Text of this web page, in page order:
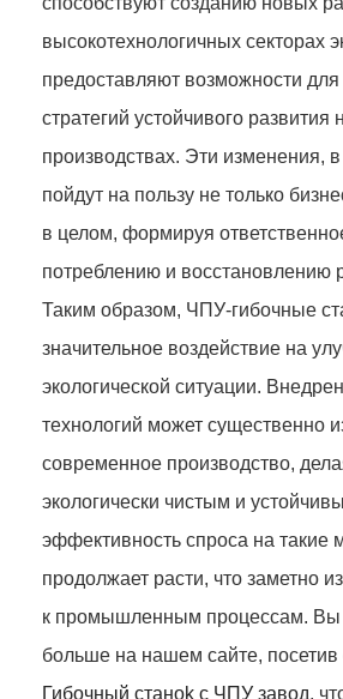
высокотехнологичных секторах
предоставляют возможности для
стратегий устойчивого развития
производствах. Эти изменения,
пойдут на пользу не только
в целом, формируя
потреблению и восстановлению
Таким образом, ЧПУ-гибочные
значительное воздействие на
экологической ситуации.
технологий может существенно
современное производство,
экологически чистым и
эффективность спроса на такие
продолжает расти, что заметно
к промышленным процессам. Вы
больше на нашем сайте, посетив
Гибочный станok с ЧПУ завод,